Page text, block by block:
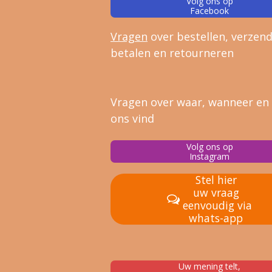
Facebook
Vragen over bestellen, verz
betalen en retourneren
Vragen over waar, wanneer en
ons vind
Volg ons op
Instagram
Stel hier
uw vraag
eenvoudig via
whats-app
Uw mening telt,